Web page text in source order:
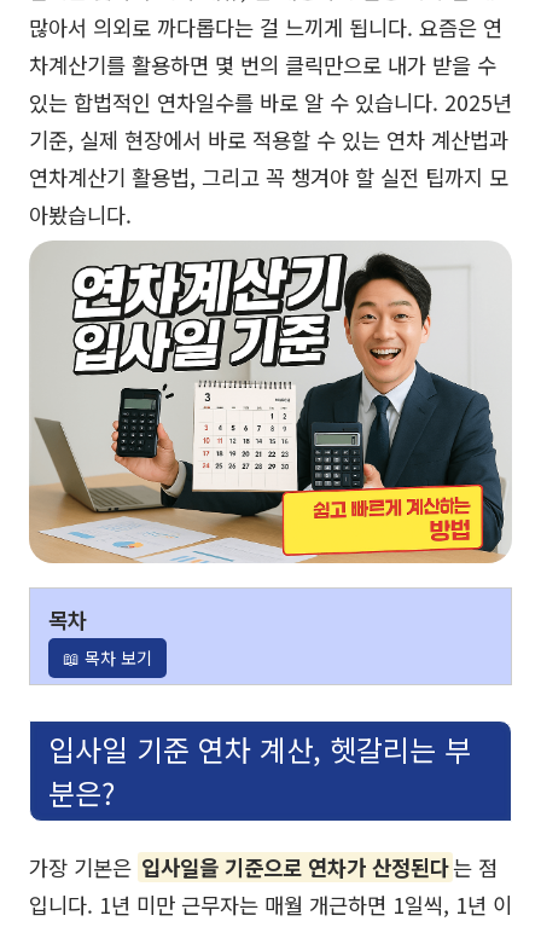
많아서 의외로 까다롭다는 걸 느끼게 됩니다. 요즘은 연
차계산기를 활용하면 몇 번의 클릭만으로 내가 받을 수
있는 합법적인 연차일수를 바로 알 수 있습니다. 2025년
기준, 실제 현장에서 바로 적용할 수 있는 연차 계산법과
연차계산기 활용법, 그리고 꼭 챙겨야 할 실전 팁까지 모
아봤습니다.
목차
📖 목차 보기
입사일 기준 연차 계산, 헷갈리는 부
분은?
가장 기본은 입사일을 기준으로 연차가 산정된다는 점
입니다. 1년 미만 근무자는 매월 개근하면 1일씩, 1년 이